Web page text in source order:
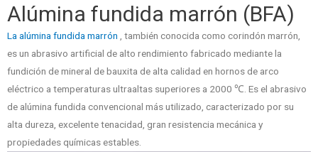
Alúmina fundida marrón (BFA)
La alúmina fundida marrón , también conocida como corindón marrón,
es un abrasivo artificial de alto rendimiento fabricado mediante la
fundición de mineral de bauxita de alta calidad en hornos de arco
eléctrico a temperaturas ultraaltas superiores a 2000 ℃. Es el abrasivo
de alúmina fundida convencional más utilizado, caracterizado por su
alta dureza, excelente tenacidad, gran resistencia mecánica y
propiedades químicas estables.